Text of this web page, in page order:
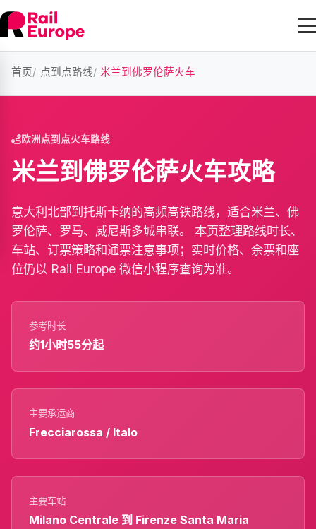
首页 点到点路线 米兰到佛罗伦萨火车
欧洲点到点火车路线
米兰到佛罗伦萨火车攻略
意大利北部到托斯卡纳的高频高铁路线，适合米兰、佛
罗伦萨、罗马、威尼斯多城串联。 本页整理路线时长、
车站、订票策略和通票注意事项；实时价格、余票和座
位仍以 Rail Europe 微信小程序查询为准。
参考时长
约1小时55分起
主要承运商
Frecciarossa / Italo
主要车站
Milano Centrale 到 Firenze Santa Maria